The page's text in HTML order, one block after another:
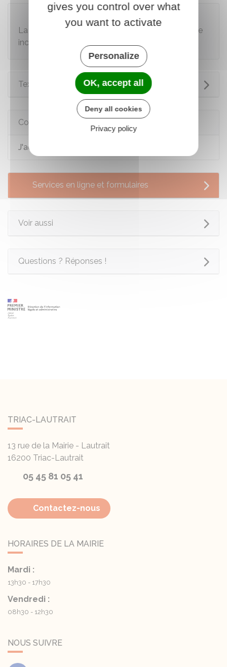
À savoir
La transformation de votre garage peut avoir une
incidence sur vos impôts fonciers.
Textes de référence
Comment faire si...
J'achète un logement
Services en ligne et formulaires
Voir aussi
Questions ? Réponses !
TRIAC-LAUTRAIT
13 rue de la Mairie - Lautrait
16200 Triac-Lautrait
05 45 81 05 41
Contactez-nous
HORAIRES DE LA MAIRIE
Mardi :
13h30 - 17h30
Vendredi :
08h30 - 12h30
NOUS SUIVRE
gives you control over what
you want to activate
Personalize
OK, accept all
Deny all cookies
Privacy policy